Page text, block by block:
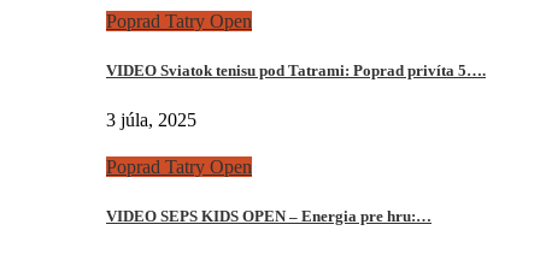
Poprad Tatry Open
VIDEO Sviatok tenisu pod Tatrami: Poprad privíta 5….
3 júla, 2025
Poprad Tatry Open
VIDEO SEPS KIDS OPEN – Energia pre hru:…